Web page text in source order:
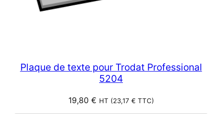
Plaque de texte pour Trodat Professional
5204
19,80 € HT (23,17 € TTC)